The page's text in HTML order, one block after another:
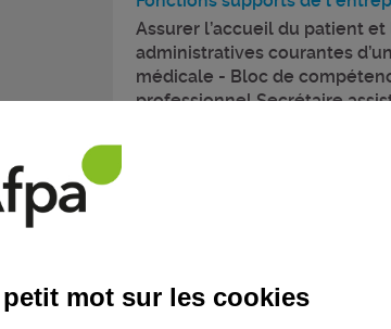
Assurer l’accueil du patient
administratives courantes
médicale - Bloc de
professionnel Secrétaire
Assistant manager d’unité
petit mot sur les cookies